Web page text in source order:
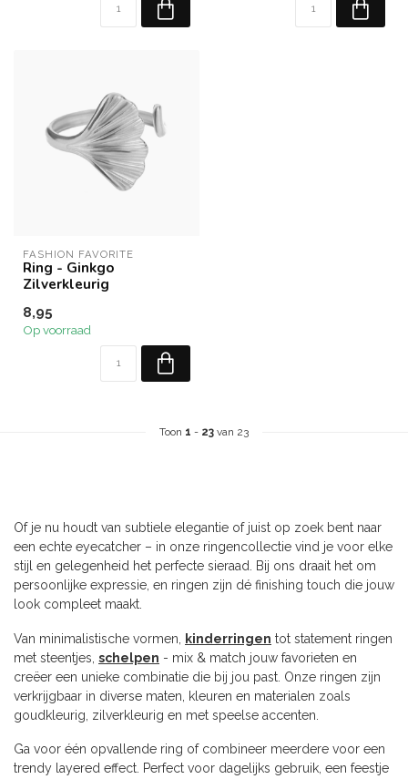
FASHION FAVORITE
Ring - Ginkgo
Zilverkleurig
8,95
Op voorraad
Toon 1 - 23 van 23
Of je nu houdt van subtiele elegantie of juist op zoek bent naar
een echte eyecatcher – in onze ringencollectie vind je voor elke
stijl en gelegenheid het perfecte sieraad. Bij ons draait het om
persoonlijke expressie, en ringen zijn dé finishing touch die jouw
look compleet maakt.
Van minimalistische vormen, kinderringen tot statement ringen
met steentjes, schelpen - mix & match jouw favorieten en
creëer een unieke combinatie die bij jou past. Onze ringen zijn
verkrijgbaar in diverse maten, kleuren en materialen zoals
goudkleurig, zilverkleurig en met speelse accenten.
Ga voor één opvallende ring of combineer meerdere voor een
trendy layered effect. Perfect voor dagelijks gebruik, een feestje